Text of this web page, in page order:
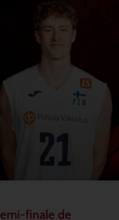
finale de